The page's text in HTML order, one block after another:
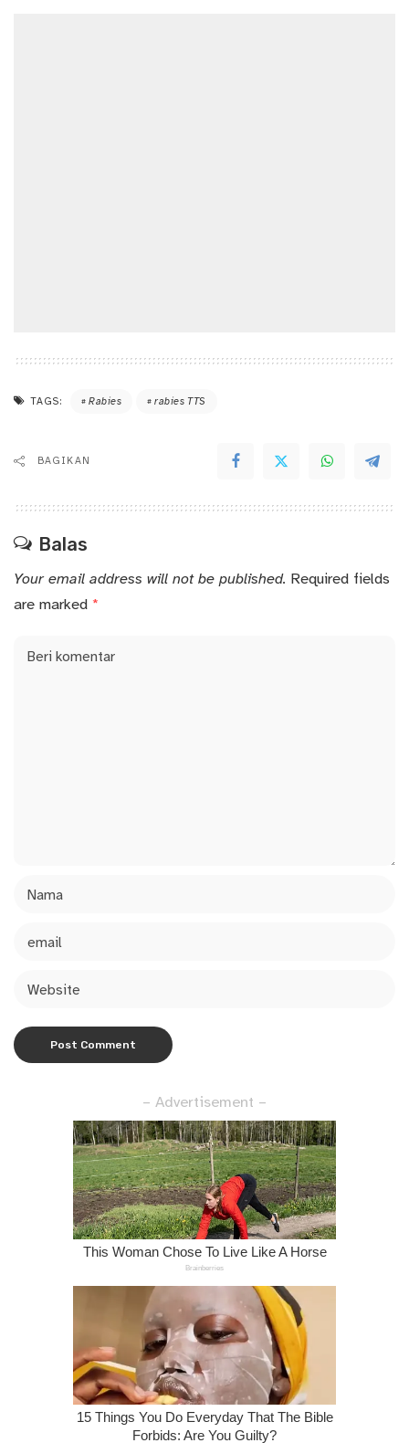
TAGS: Rabies rabies TTS
BAGIKAN
Balas
Your email address will not be published. Required fields
are marked *
– Advertisement –